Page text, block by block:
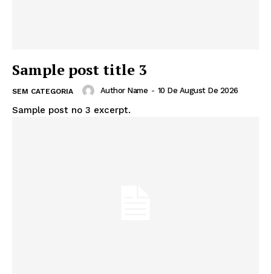
Sample post title 3
SEM CATEGORIA Author Name - 10 De August De 2026
Sample post no 3 excerpt.